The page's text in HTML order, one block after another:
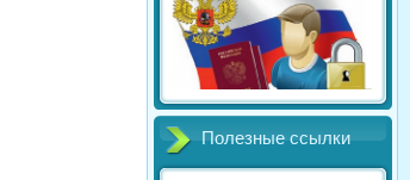
Полезные ссылки